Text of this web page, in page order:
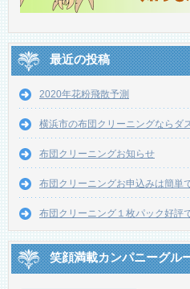
最近の投稿
2020年花粉飛散予測
横浜市の布団クリーニングならダ
布団クリーニングお知らせ
布団クリーニングお申込みは簡単
布団クリーニング１枚パック好評
笑顔満載カンパニーグル